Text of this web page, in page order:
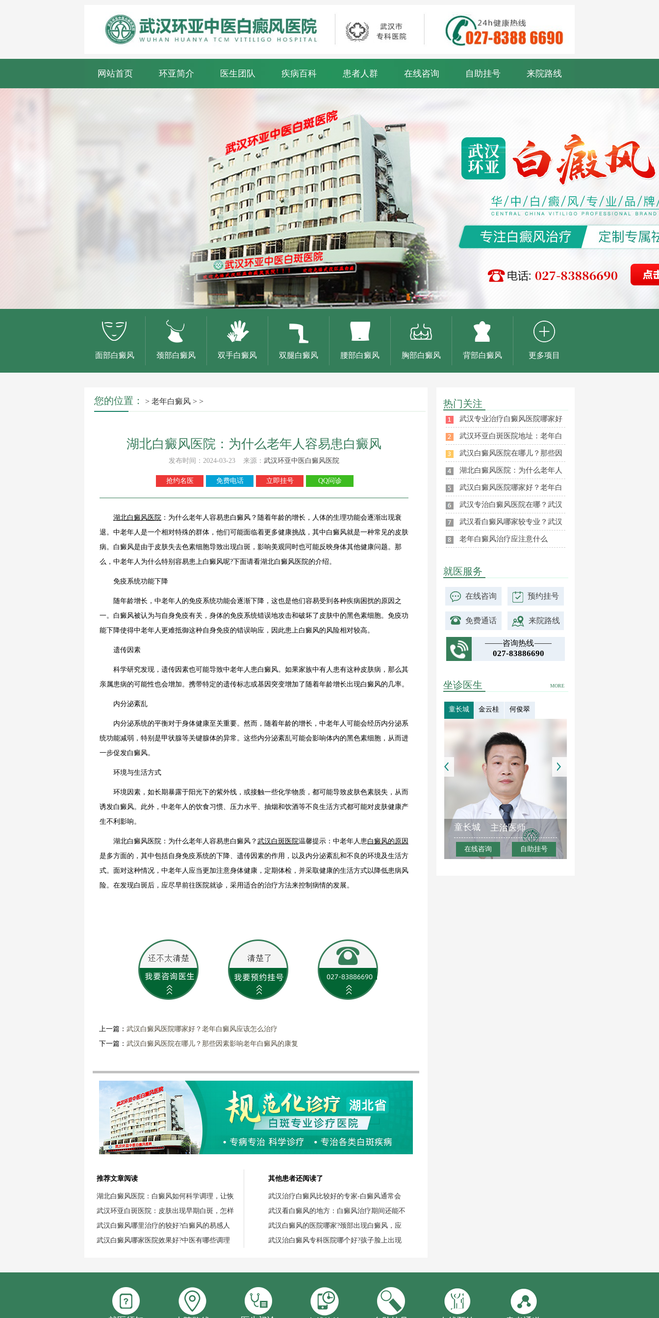
网站首页 环亚简介 医生团队 疾病百科 患者人群 在线咨询 自助挂号 来院路线
面部白癜风 颈部白癜风 双手白癜风 双腿白癜风 腰部白癜风 胸部白癜风 背部白癜风 更多项目
您的位置： > 老年白癜风 > >
湖北白癜风医院：为什么老年人容易患白癜风
发布时间：2024-03-23 来源： 武汉环亚中医白癜风医院
抢约名医 免费电话 立即挂号 QQ问诊
湖北白癜风医院 ：为什么老年人容易患白癜风？随着年龄的增长，人体的生理功能会逐渐出现衰
退。中老年人是一个相对特殊的群体，他们可能面临着更多健康挑战，其中白癜风就是一种常见的皮肤
病。白癜风是由于皮肤失去色素细胞导致出现白斑，影响美观同时也可能反映身体其他健康问题。那
么，中老年人为什么特别容易患上白癜风呢?下面请看湖北白癜风医院的介绍。
免疫系统功能下降
随年龄增长，中老年人的免疫系统功能会逐渐下降，这也是他们容易受到各种疾病困扰的原因之
一。白癜风被认为与自身免疫有关，身体的免疫系统错误地攻击和破坏了皮肤中的黑色素细胞。免疫功
能下降使得中老年人更难抵御这种自身免疫的错误响应，因此患上白癜风的风险相对较高。
遗传因素
科学研究发现，遗传因素也可能导致中老年人患白癜风。如果家族中有人患有这种皮肤病，那么其
亲属患病的可能性也会增加。携带特定的遗传标志或基因突变增加了随着年龄增长出现白癜风的几率。
内分泌紊乱
内分泌系统的平衡对于身体健康至关重要。然而，随着年龄的增长，中老年人可能会经历内分泌系
统功能减弱，特别是甲状腺等关键腺体的异常。这些内分泌紊乱可能会影响体内的黑色素细胞，从而进
一步促发白癜风。
环境与生活方式
环境因素，如长期暴露于阳光下的紫外线，或接触一些化学物质，都可能导致皮肤色素脱失，从而
诱发白癜风。此外，中老年人的饮食习惯、压力水平、抽烟和饮酒等不良生活方式都可能对皮肤健康产
生不利影响。
湖北白癜风医院：为什么老年人容易患白癜风？ 武汉白斑医院温馨提示：中老年人患白癜风的原因
是多方面的，其中包括自身免疫系统的下降、遗传因素的作用，以及内分泌紊乱和不良的环境及生活方
式。面对这种情况，中老年人应当更加注意身体健康，定期体检，并采取健康的生活方式以降低患病风
险。在发现白斑后，应尽早前往医院就诊，采用适合的治疗方法来控制病情的发展。
上一篇： 武汉白癜风医院哪家好？老年白癜风应该怎么治疗
下一篇： 武汉白癜风医院在哪儿？那些因素影响老年白癜风的康复
推荐文章阅读
湖北白癜风医院：白癜风如何科学调理，让恢
武汉环亚白斑医院：皮肤出现早期白斑，怎样
武汉白癜风哪里治疗的较好?白癜风的易感人
武汉白癜风哪家医院效果好?中医有哪些调理
其他患者还阅读了
武汉治疗白癜风比较好的专家-白癜风通常会
武汉看白癜风的地方：白癜风治疗期间还能不
武汉白癜风的医院哪家?颈部出现白癜风，应
武汉治白癜风专科医院哪个好?孩子脸上出现
热门关注
武汉专业治疗白癜风医院哪家好
武汉环亚白斑医院地址：老年白
武汉白癜风医院在哪儿？那些因
湖北白癜风医院：为什么老年人
武汉白癜风医院哪家好？老年白
武汉专治白癜风医院在哪？武汉
武汉看白癜风哪家较专业？武汉
老年白癜风治疗应注意什么
就医服务
在线咨询 预约挂号
免费通话 来院路线
咨询热线
027-83886690
MORE
坐诊医生
童长城 金云桂 何俊翠
童长城 主治医师
在线咨询 自助挂号